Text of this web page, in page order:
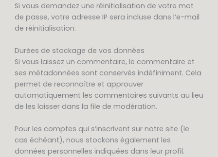
Si vous demandez une réinitialisation de votre mot
de passe, votre adresse IP sera incluse dans l’e-mail
de réinitialisation.
Durées de stockage de vos données
Si vous laissez un commentaire, le commentaire et
ses métadonnées sont conservés indéfiniment. Cela
permet de reconnaître et approuver
automatiquement les commentaires suivants au lieu
de les laisser dans la file de modération.
Pour les comptes qui s’inscrivent sur notre site (le
cas échéant), nous stockons également les
données personnelles indiquées dans leur profil.